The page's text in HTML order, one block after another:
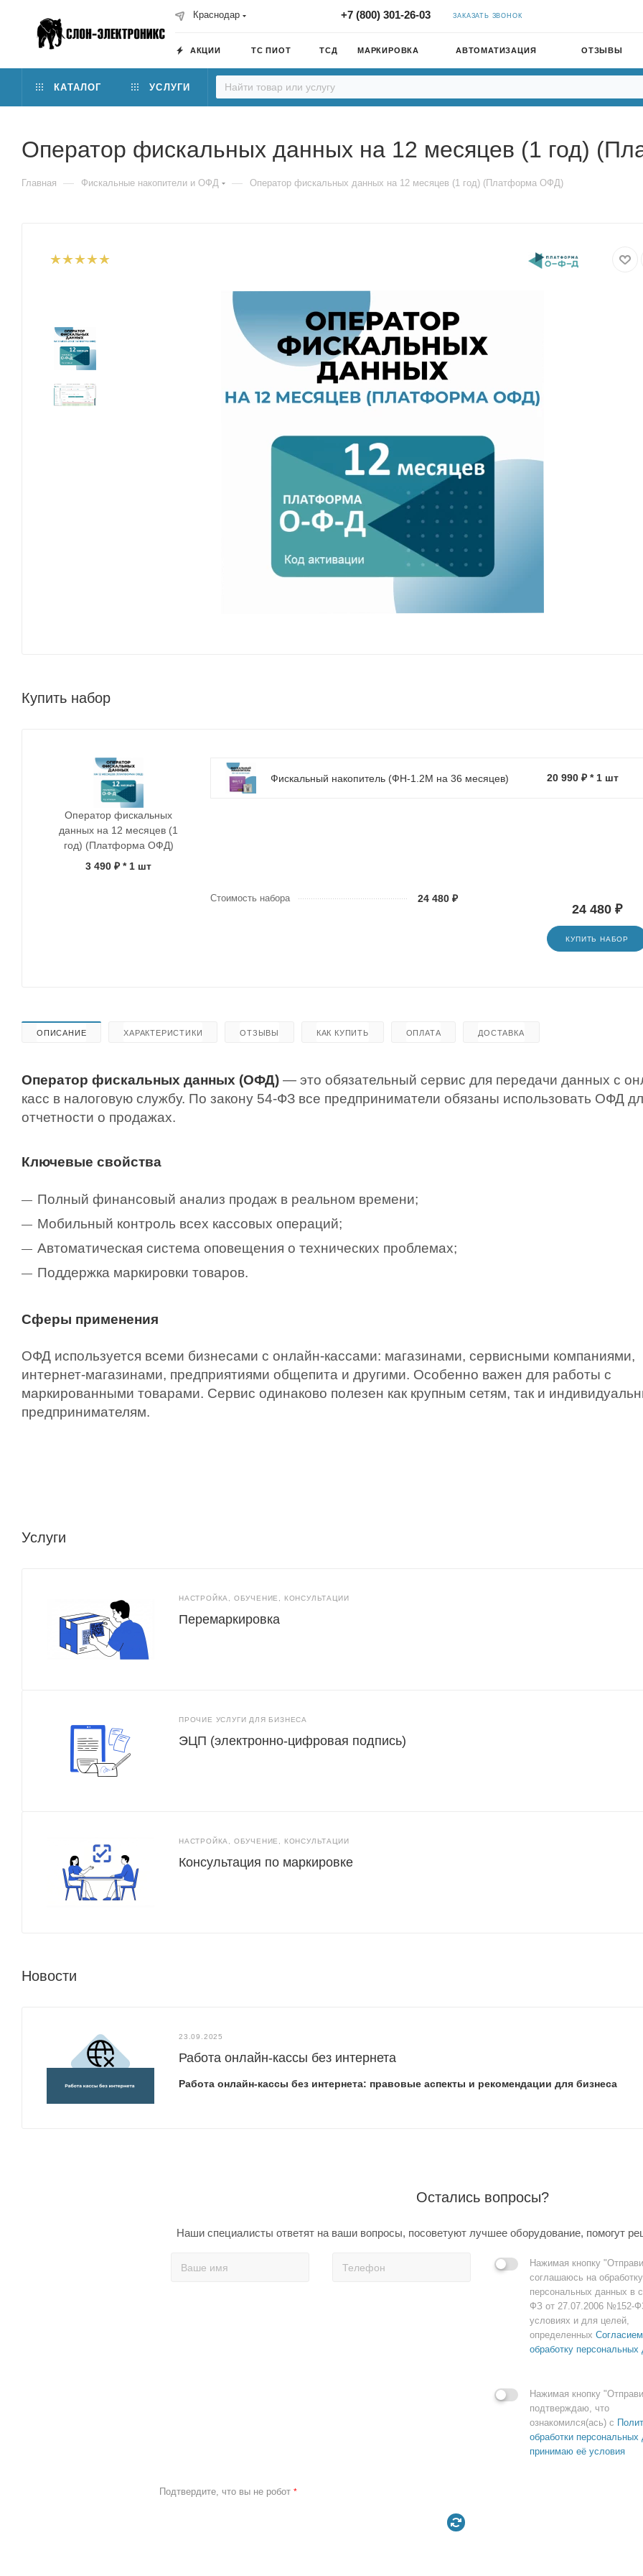
Краснодар +7 (800) 301-26-03 ЗАКАЗАТЬ ЗВОНОК
АКЦИИ ТС ПИОТ ТСД МАРКИРОВКА АВТОМАТИЗАЦИЯ ОТЗЫВЫ
КАТАЛОГ УСЛУГИ
Оператор фискальных данных на 12 месяцев (1 год)
Главная — Фискальные накопители и ОФД — Оператор фискальных данных на 12 месяцев (1 год) (Платформа ОФД)
Купить набор
Оператор фискальных
данных на 12 месяцев (1
год) (Платформа ОФД)
3 490 ₽ * 1 шт
Фискальный накопитель (ФН-1.2М на 36 месяцев) 20 990 ₽ * 1 шт
Стоимость набора 24 480 ₽
24 480 ₽
КУПИТЬ НАБОР
ОПИСАНИЕ ХАРАКТЕРИСТИКИ ОТЗЫВЫ КАК КУПИТЬ ОПЛАТА ДОСТАВКА
Оператор фискальных данных (ОФД) — это обязательный сервис для передачи данных с
касс в налоговую службу. По закону 54-ФЗ все предприниматели обязаны использовать ОФД
отчетности о продажах.
Ключевые свойства
Полный финансовый анализ продаж в реальном времени;
Мобильный контроль всех кассовых операций;
Автоматическая система оповещения о технических проблемах;
Поддержка маркировки товаров.
Сферы применения
ОФД используется всеми бизнесами с онлайн-кассами: магазинами, сервисными компаниями,
интернет-магазинами, предприятиями общепита и другими. Особенно важен для работы с
маркированными товарами. Сервис одинаково полезен как крупным сетям, так и
предпринимателям.
Услуги
НАСТРОЙКА, ОБУЧЕНИЕ, КОНСУЛЬТАЦИИ
Перемаркировка
ПРОЧИЕ УСЛУГИ ДЛЯ БИЗНЕСА
ЭЦП (электронно-цифровая подпись)
НАСТРОЙКА, ОБУЧЕНИЕ, КОНСУЛЬТАЦИИ
Консультация по маркировке
Новости
23.09.2025
Работа онлайн-кассы без интернета
Работа онлайн-кассы без интернета: правовые аспекты и рекомендации для бизнеса
Остались вопросы?
Наши специалисты ответят на ваши вопросы, посоветуют лучшее оборудование, помогут
Нажимая кнопку
соглашаюсь на
персональных данных в
ФЗ от 27.07.2006 №152-
условиях и для целей,
определенных
обработку персональных
Нажимая кнопку
подтверждаю, что
ознакомился(ась) с
обработки персональных
принимаю её условия
Подтвердите, что вы не робот *